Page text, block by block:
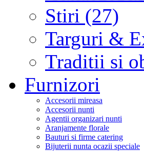
Stiri (27)
Targuri &
Traditii si
Furnizori
Accesorii mireasa
Accesorii nunti
Agentii organizari nunti
Aranjamente florale
Bauturi si firme catering
Bijuterii nunta ocazii speciale